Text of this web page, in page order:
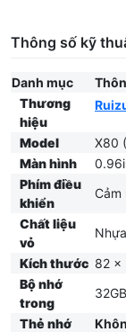
Thông số kỹ
Danh mục
Thương
hiệu
Model
X80
Màn hình
Phím điều
khiển
Chất liệu
vỏ
Kích thước 82 x
Bộ nhớ
trong
Thẻ nhớ